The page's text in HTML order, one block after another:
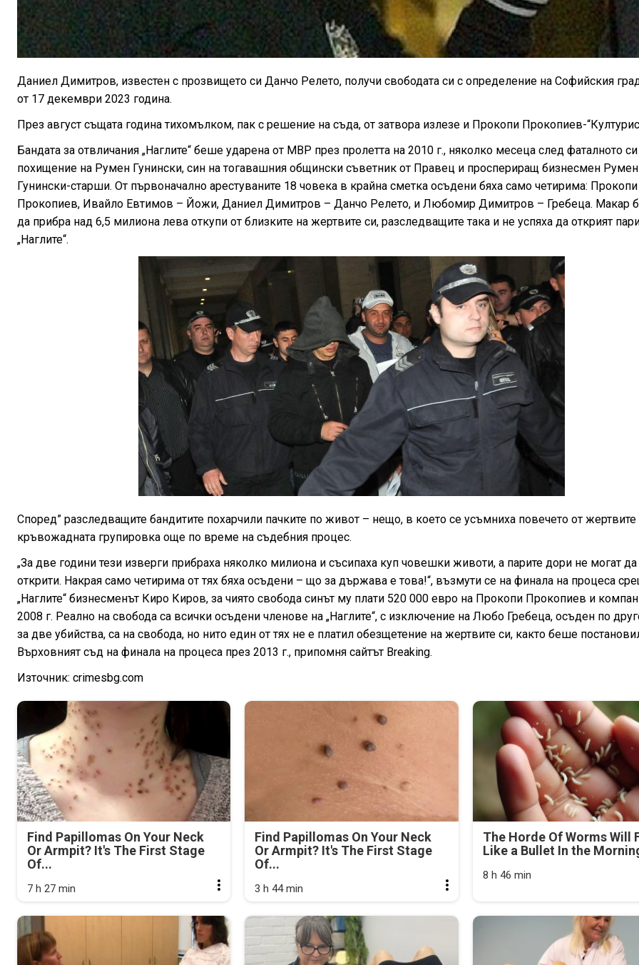
Даниел Димитров, известен с прозвището си Данчо Релето, получи свободата си с определение на Софийския
от 17 декември 2023 година.
През август същата година тихомълком, пак с решение на съда, от затвора излезе и Прокопи Прокопиев-
Бандата за отвличания „Наглите“ беше ударена от МВР през пролетта на 2010 г., няколко месеца след фаталното
похищение на Румен Гунински, син на тогавашния общински съветник от Правец и проспериращ бизнесмен Румен
Гунински-старши. От първоначално арестуваните 18 човека в крайна сметка осъдени бяха само четирима: Прокопи
Прокопиев, Ивайло Евтимов – Йожи, Даниел Димитров – Данчо Релето, и Любомир Димитров – Гребеца. Макар
да прибра над 6,5 милиона лева откупи от близките на жертвите си, разследващите така и не успяха да открият
„Наглите“.
Според” разследващите бандитите похарчили пачките по живот – нещо, в което се усъмниха повечето от жертвите
кръвожадната групировка още по време на съдебния процес.
„За две години тези изверги прибраха няколко милиона и съсипаха куп човешки животи, а парите дори не могат
открити. Накрая само четирима от тях бяха осъдени – що за държава е това!“, възмути се на финала на процеса
„Наглите“ бизнесменът Киро Киров, за чиято свобода синът му плати 520 000 евро на Прокопи Прокопиев и
2008 г. Реално на свобода са всички осъдени членове на „Наглите“, с изключение на Любо Гребеца, осъден по
за две убийства, са на свобода, но нито един от тях не е платил обезщетение на жертвите си, както беше
Върховният съд на финала на процеса през 2013 г., припомня сайтът Breaking.
Източник: crimesbg.com
Find Papillomas On Your Neck
Or Armpit? It's The First Stage
Of...
7 h 27 min
Find Papillomas On Your Neck
Or Armpit? It's The First Stage
Of...
3 h 44 min
The Horde Of Worms Will
Like a Bullet In the
8 h 46 min